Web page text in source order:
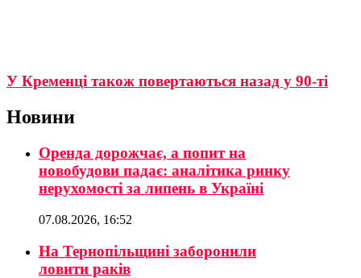
У Кременці також повертаються назад у 90-ті
Новини
Оренда дорожчає, а попит на
новобудови падає: аналітика ринку
нерухомості за липень в Україні
07.08.2026, 16:52
На Тернопільщині заборонили
ловити раків